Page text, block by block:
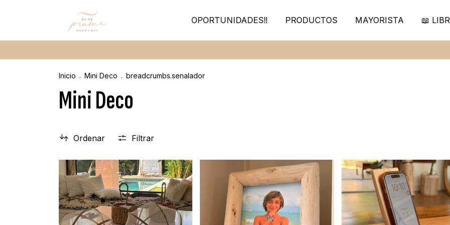
OPORTUNIDADES‼️ PRODUCTOS MAYORISTA 📖
30% de
Inicio . Mini Deco . breadcrumbs.senalador
Mini Deco
Ordenar Filtrar